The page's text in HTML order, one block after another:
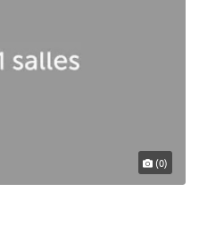
(0)